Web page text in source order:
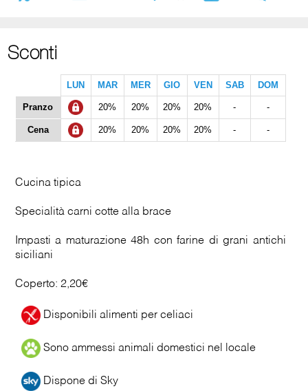
Sconti
LUN MAR MER GIO VEN SAB DOM
Pranzo 20% 20% 20% 20% - -
Cena 20% 20% 20% 20% - -
Cucina tipica
Specialità carni cotte alla brace
Impasti a maturazione 48h con farine di grani antichi
siciliani
Coperto: 2,20€
Disponibili alimenti per celiaci
Sono ammessi animali domestici nel locale
Dispone di Sky